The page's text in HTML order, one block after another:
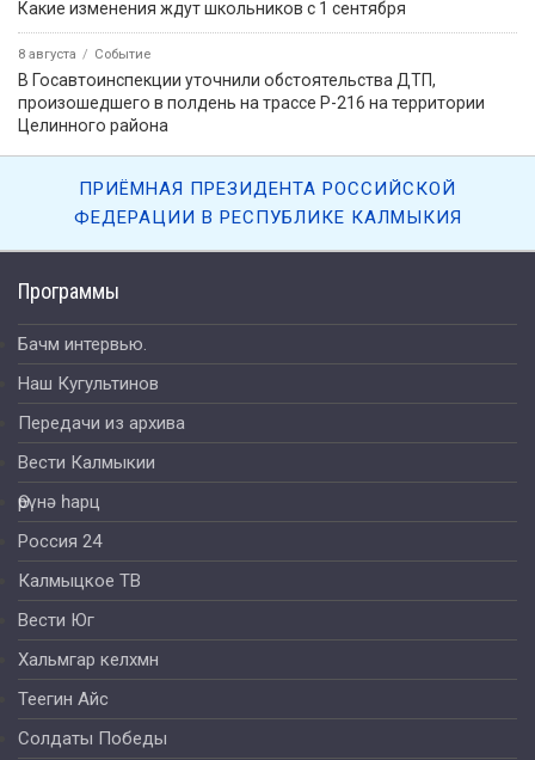
Программы
Бачм интервью.
Наш Кугультинов
Передачи из архива
Вести Калмыкии
Өрүнә һарц
Россия 24
Калмыцкое ТВ
Вести Юг
Хальмгар келхмн
Теегин Айс
Солдаты Победы
Какие изменения ждут школьников с 1 сентября
8 августа Событие
В Госавтоинспекции уточнили обстоятельства ДТП,
произошедшего в полдень на трассе Р-216 на территории
Целинного района
ПРИЁМНАЯ ПРЕЗИДЕНТА РОССИЙСКОЙ
ФЕДЕРАЦИИ В РЕСПУБЛИКЕ КАЛМЫКИЯ